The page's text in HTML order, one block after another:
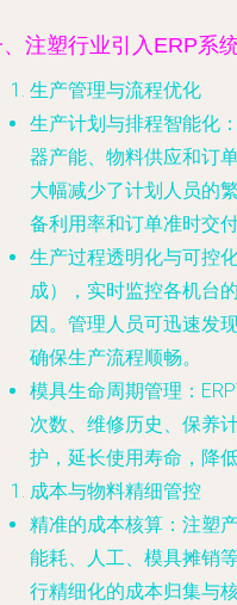
注塑行业引入ERP系
生产管理与流程优化
生产计划与排程智能化
器产能、物料供应和订
大幅减少了计划人员的
备利用率和订单准时交付
生产过程透明化与可控
成），实时监控各机台
因。管理人员可迅速发
确保生产流程顺畅。
模具生命周期管理 ：
次数、维修历史、保养
护，延长使用寿命，降
成本与物料精细管控
精准的成本核算 ：注塑
能耗、人工、模具摊销
行精细化的成本归集与